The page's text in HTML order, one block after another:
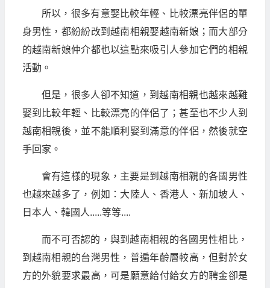
所以，很多有意娶比較年輕、比較漂亮伴侶的單
身男性，都紛紛改到越南相親娶越南新娘；而大部分
的越南新娘仲介都也以這點來吸引人參加它們的相親
活動。
但是，很多人卻不知道，到越南相親也越來越難
娶到比較年輕、比較漂亮的伴侶了；甚至也不少人到
越南相親後，並不能順利娶到滿意的伴侶，然後就空
手回家。
會有這樣的現象，主要是到越南相親的各國男性
也越來越多了，例如：大陸人、香港人、新加坡人、
日本人、韓國人.....等等....
而不可否認的，與到越南相親的各國男性相比，
到越南相親的台灣男性，普遍年齡層較高，但對於女
方的外貌要求最高，可是願意給付給女方的聘金卻是